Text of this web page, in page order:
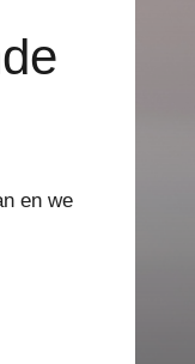
en we